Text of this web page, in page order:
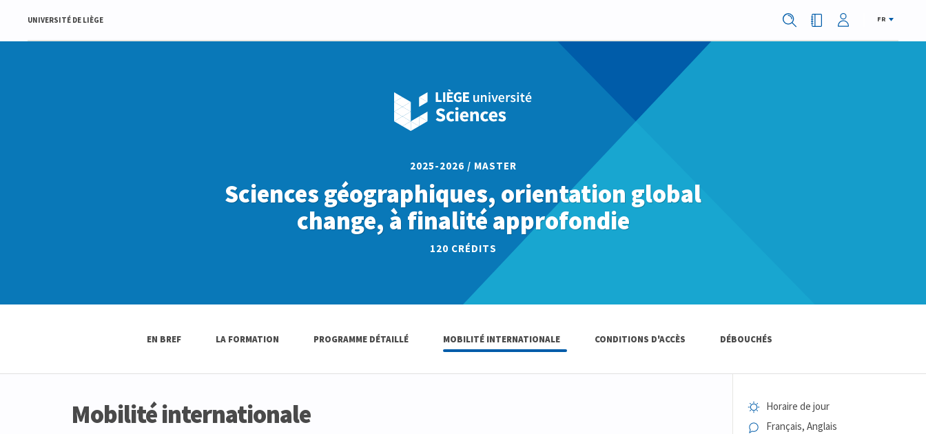
UNIVERSITÉ DE LIÈGE FR
2025-2026 / MASTER
Sciences géographiques, orientation global
change, à finalité approfondie
120 CRÉDITS
EN BREF LA FORMATION PROGRAMME DÉTAILLÉ MOBILITÉ INTERNATIONALE CONDITIONS D'ACCÈS DÉBOUCHÉS
Horaire de jour
Français, Anglais
Mobilité internationale